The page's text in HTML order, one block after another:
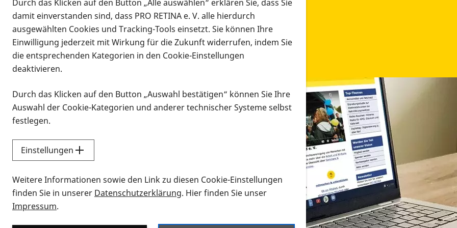
Infomaterial
Infomaterial
Vorlesen
Alle Infomaterialien in verschiedenen Formaten an
Sie möchten wissen, wie Sie nach Infonmaterial suchen und dieses bestellen bzw. herunterladen
Durch das Klicken auf den Button „Alle auswählen“ erklären Sie, dass Sie
damit einverstanden sind, dass PRO RETINA e. V. alle hierdurch
ausgewählten Cookies und Tracking-Tools einsetzt. Sie können Ihre
Einwilligung jederzeit mit Wirkung für die Zukunft widerrufen, indem Sie
die entsprechenden Kategorien in den Cookie-Einstellungen
deaktivieren.
Durch das Klicken auf den Button „Auswahl bestätigen“ können Sie Ihre
Auswahl der Cookie-Kategorien und anderer technischer Systeme selbst
festlegen.
Einstellungen
Weitere Informationen sowie den Link zu diesen Cookie-Einstellungen
finden Sie in unserer Datenschutzerklärung. Hier finden Sie unser
Impressum.